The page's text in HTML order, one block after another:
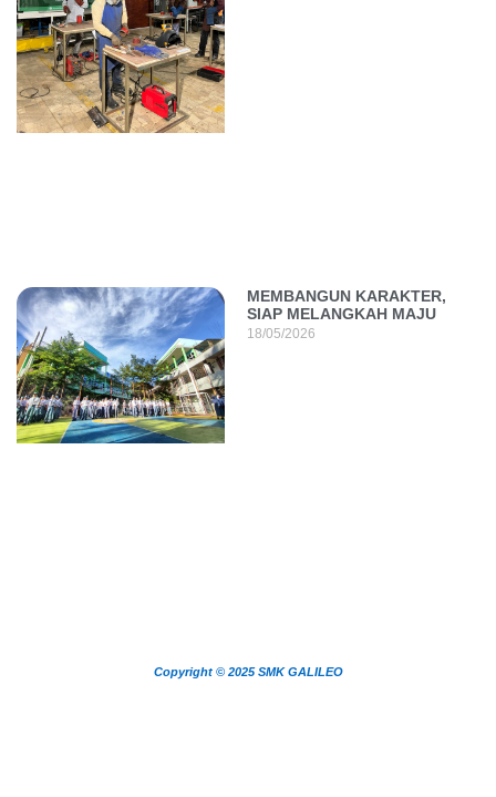
MEMBANGUN KARAKTER,
SIAP MELANGKAH MAJU
18/05/2026
Copyright © 2025 SMK GALILEO